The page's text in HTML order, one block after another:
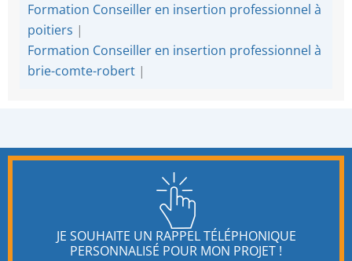
Formation Conseiller en insertion professionnel à
poitiers |
Formation Conseiller en insertion professionnel à
brie-comte-robert |
JE SOUHAITE UN RAPPEL TÉLÉPHONIQUE
PERSONNALISÉ POUR MON PROJET !